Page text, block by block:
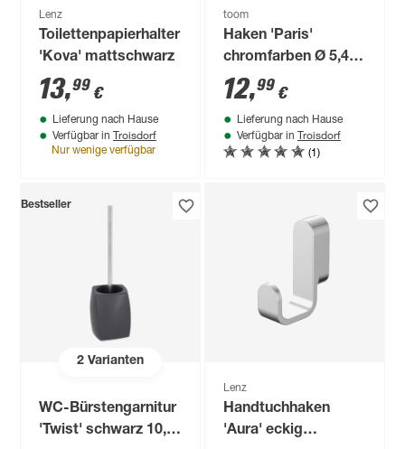
Lenz
Toilettenpapierhalter
'Kova' mattschwarz
13,99 €
Lieferung nach Hause
Verfügbar in Troisdorf
Nur wenige verfügbar
toom
Haken 'Paris'
chromfarben Ø 5,4
cm
12,99 €
Lieferung nach Hause
Verfügbar in Troisdorf
(1)
2Varianten
Bestseller
WC-Bürstengarnitur
'Twist' schwarz 10,8
Lenz
Handtuchhaken
'Aura' eckig